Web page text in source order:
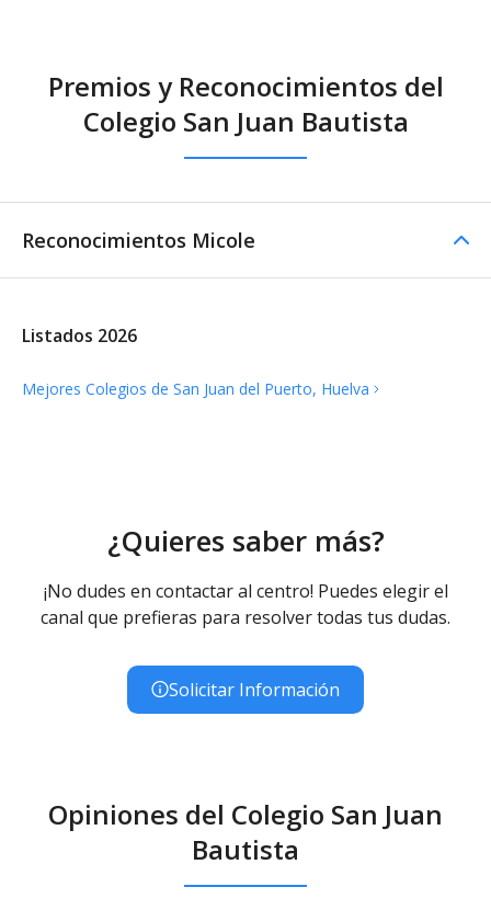
Premios y Reconocimientos del
Colegio San Juan Bautista
Reconocimientos Micole
Listados 2026
Mejores Colegios de San Juan del Puerto, Huelva
¿Quieres saber más?
¡No dudes en contactar al centro! Puedes elegir el
canal que prefieras para resolver todas tus dudas.
Solicitar Información
Opiniones del Colegio San Juan
Bautista